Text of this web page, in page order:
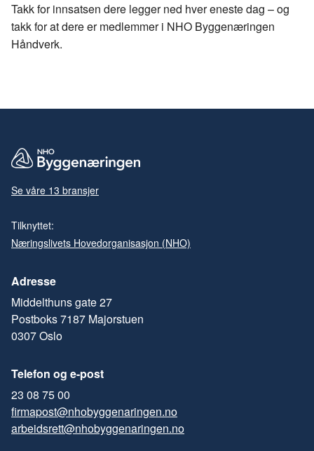
Takk for innsatsen dere legger ned hver eneste dag – og
takk for at dere er medlemmer i NHO Byggenæringen
Håndverk.
Se våre 13 bransjer
Tilknyttet:
Næringslivets Hovedorganisasjon (NHO)
Adresse
Middelthuns gate 27
Postboks 7187 Majorstuen
0307 Oslo
Telefon og e-post
23 08 75 00
firmapost@nhobyggenaringen.no
arbeidsrett@nhobyggenaringen.no